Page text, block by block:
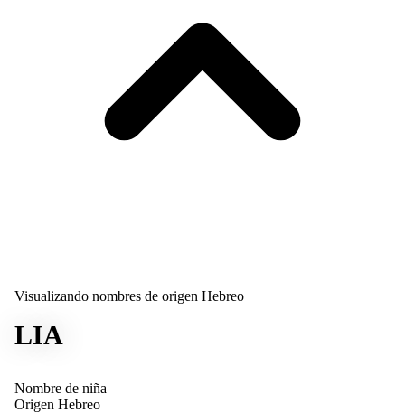
Visualizando nombres de origen Hebreo
LIA
Nombre de niña
Origen Hebreo